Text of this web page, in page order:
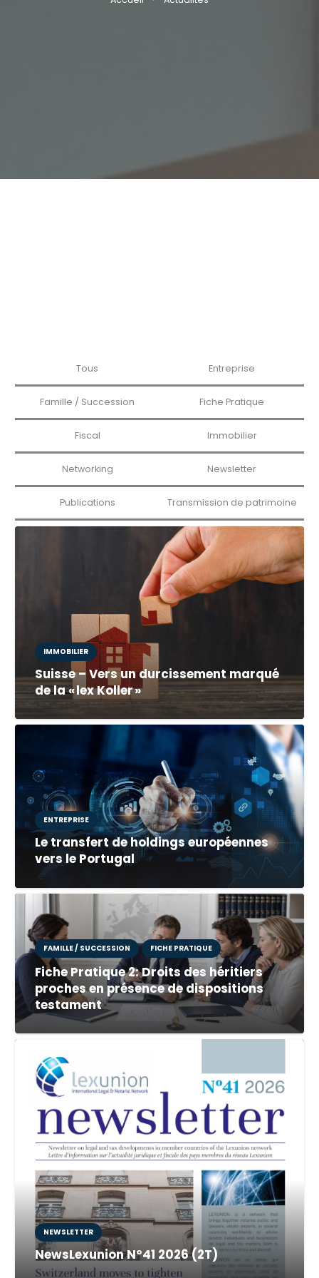
Tous Entreprise
Famille / Succession Fiche Pratique
Fiscal Immobilier
Networking Newsletter
Publications Transmission de patrimoine
IMMOBILIER
Suisse – Vers un durcissement marqué
de la « lex Koller »
ENTREPRISE
Le transfert de holdings européennes
vers le Portugal
FAMILLE / SUCCESSION FICHE PRATIQUE
Fiche Pratique 2: Droits des héritiers
proches en présence de dispositions
testament
NEWSLETTER
NewsLexunion Nº41 2026 (2T)